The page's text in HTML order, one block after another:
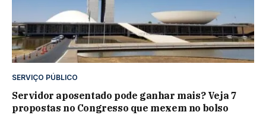
SERVIÇO PÚBLICO
Servidor aposentado pode ganhar mais? Veja 7
propostas no Congresso que mexem no bolso